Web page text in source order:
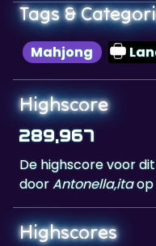
Tags &
Mahjong
Highscore
289,967
De highscore voor
doorAntonella,itaop
Highscores